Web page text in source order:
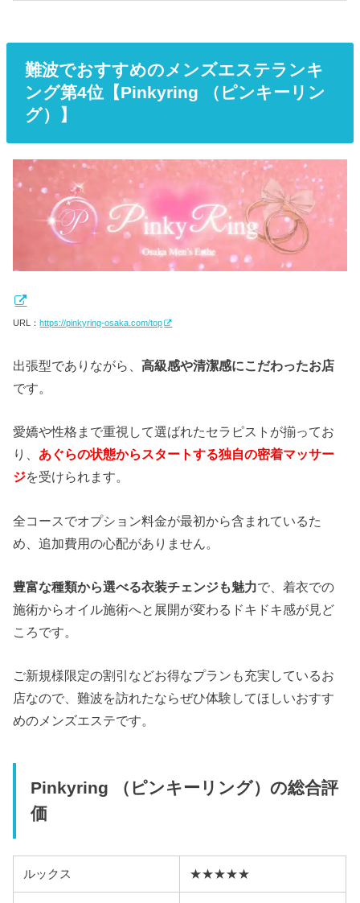
難波でおすすめのメンズエステランキ
ング第4位【Pinkyring （ピンキーリン
グ）】
URL： https://pinkyring-osaka.com/top
出張型でありながら、高級感や清潔感にこだわったお店
です。
愛嬌や性格まで重視して選ばれたセラピストが揃ってお
り、 あぐらの状態からスタートする独自の密着マッサー
ジを受けられます。
全コースでオプション料金が最初から含まれているた
め、追加費用の心配がありません。
豊富な種類から選べる衣装チェンジも魅力で、着衣での
施術からオイル施術へと展開が変わるドキドキ感が見ど
ころです。
ご新規様限定の割引などお得なプランも充実しているお
店なので、難波を訪れたならぜひ体験してほしいおすす
めのメンズエステです。
Pinkyring （ピンキーリング）の総合評
価
ルックス ★★★★★